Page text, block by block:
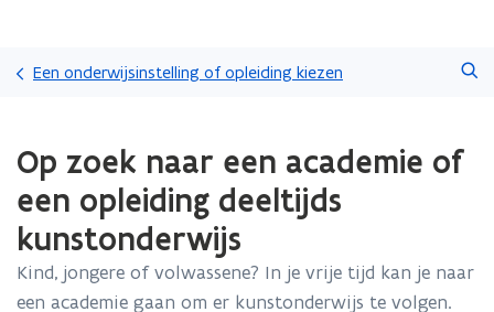
en
naar
gaan
Een onderwijsinstelling of opleiding kiezen
met
laden.
bevindt
zich
op:
Op zoek naar een academie of
een opleiding deeltijds
kunstonderwijs
Kind, jongere of volwassene? In je vrije tijd kan je naar
een academie gaan om er kunstonderwijs te volgen.